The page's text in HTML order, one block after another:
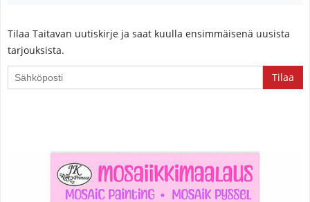
Tilaa Taitavan uutiskirje ja saat kuulla ensimmäisenä uusista
tarjouksista.